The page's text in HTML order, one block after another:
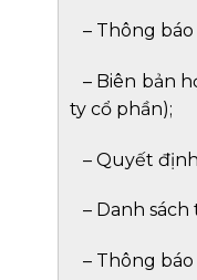
– Thông
– Biên bản
ty cổ phần);
– Quyết
– Danh
– Thông